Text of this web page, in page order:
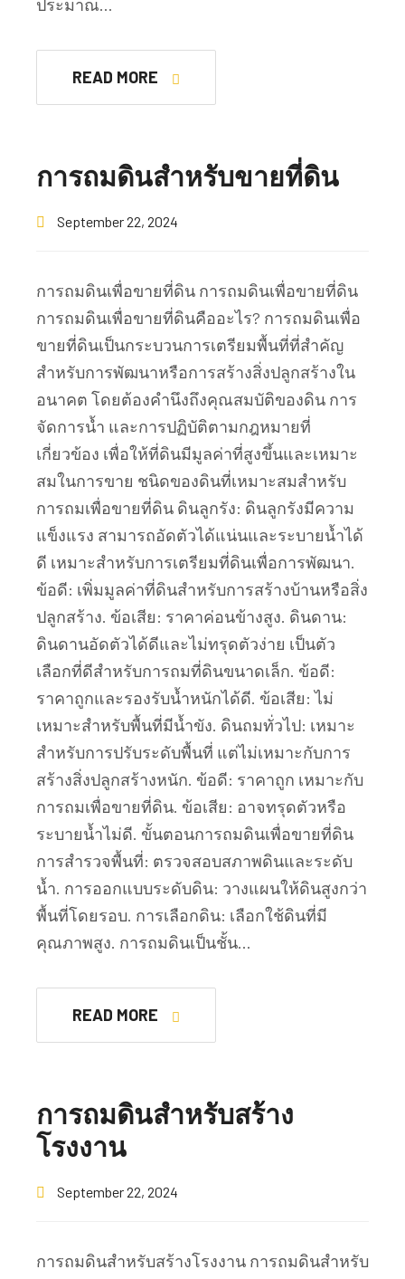
ประมาณ…
READ MORE
การถมดินสำหรับขายที่ดิน
September 22, 2024
การถมดินเพื่อขายที่ดิน การถมดินเพื่อขายที่ดิน
การถมดินเพื่อขายที่ดินคืออะไร? การถมดินเพื่อ
ขายที่ดินเป็นกระบวนการเตรียมพื้นที่ที่สำคัญ
สำหรับการพัฒนาหรือการสร้างสิ่งปลูกสร้างใน
อนาคต โดยต้องคำนึงถึงคุณสมบัติของดิน การ
จัดการน้ำ และการปฏิบัติตามกฎหมายที่
เกี่ยวข้อง เพื่อให้ที่ดินมีมูลค่าที่สูงขึ้นและเหมาะ
สมในการขาย ชนิดของดินที่เหมาะสมสำหรับ
การถมเพื่อขายที่ดิน ดินลูกรัง: ดินลูกรังมีความ
แข็งแรง สามารถอัดตัวได้แน่นและระบายน้ำได้
ดี เหมาะสำหรับการเตรียมที่ดินเพื่อการพัฒนา.
ข้อดี: เพิ่มมูลค่าที่ดินสำหรับการสร้างบ้านหรือสิ่ง
ปลูกสร้าง. ข้อเสีย: ราคาค่อนข้างสูง. ดินดาน:
ดินดานอัดตัวได้ดีและไม่ทรุดตัวง่าย เป็นตัว
เลือกที่ดีสำหรับการถมที่ดินขนาดเล็ก. ข้อดี:
ราคาถูกและรองรับน้ำหนักได้ดี. ข้อเสีย: ไม่
เหมาะสำหรับพื้นที่มีน้ำขัง. ดินถมทั่วไป: เหมาะ
สำหรับการปรับระดับพื้นที่ แต่ไม่เหมาะกับการ
สร้างสิ่งปลูกสร้างหนัก. ข้อดี: ราคาถูก เหมาะกับ
การถมเพื่อขายที่ดิน. ข้อเสีย: อาจทรุดตัวหรือ
ระบายน้ำไม่ดี. ขั้นตอนการถมดินเพื่อขายที่ดิน
การสำรวจพื้นที่: ตรวจสอบสภาพดินและระดับ
น้ำ. การออกแบบระดับดิน: วางแผนให้ดินสูงกว่า
พื้นที่โดยรอบ. การเลือกดิน: เลือกใช้ดินที่มี
คุณภาพสูง. การถมดินเป็นชั้น…
READ MORE
การถมดินสำหรับสร้าง
โรงงาน
September 22, 2024
การถมดินสำหรับสร้างโรงงาน การถมดินสำหรับ